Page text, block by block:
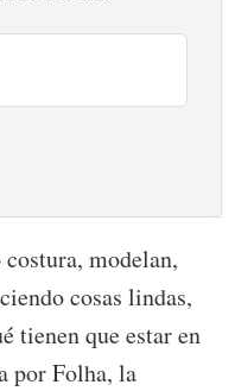
modelan,
cosas lindas,
tienen que estar en
por Folha, la